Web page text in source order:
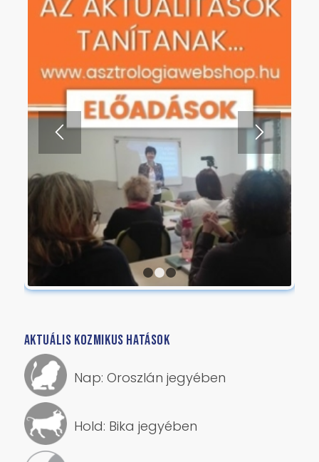
AKTUÁLIS KOZMIKUS HATÁSOK
Nap: Oroszlán jegyében
Hold: Bika jegyében